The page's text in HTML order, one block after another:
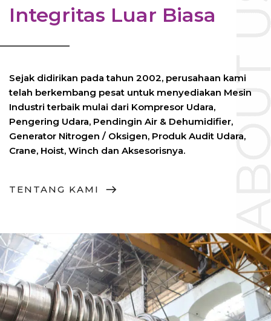
Integritas Luar Biasa
Sejak didirikan pada tahun 2002, perusahaan kami
telah berkembang pesat untuk menyediakan Mesin
Industri terbaik mulai dari Kompresor Udara,
Pengering Udara, Pendingin Air & Dehumidifier,
Generator Nitrogen / Oksigen, Produk Audit Udara,
Crane, Hoist, Winch dan Aksesorisnya.
TENTANG KAMI east